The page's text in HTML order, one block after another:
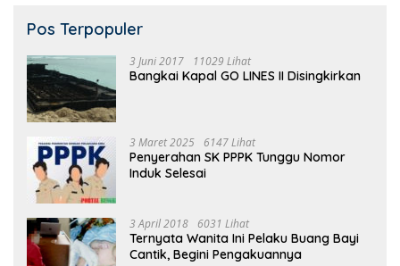
Pos Terpopuler
3 Juni 2017 11029 Lihat
Bangkai Kapal GO LINES II Disingkirkan
3 Maret 2025 6147 Lihat
Penyerahan SK PPPK Tunggu Nomor
Induk Selesai
3 April 2018 6031 Lihat
Ternyata Wanita Ini Pelaku Buang Bayi
Cantik, Begini Pengakuannya